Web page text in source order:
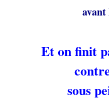
avant
Et on finit
sous